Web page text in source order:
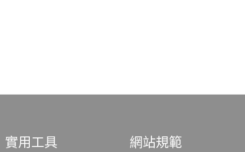
實用工具 網站規範